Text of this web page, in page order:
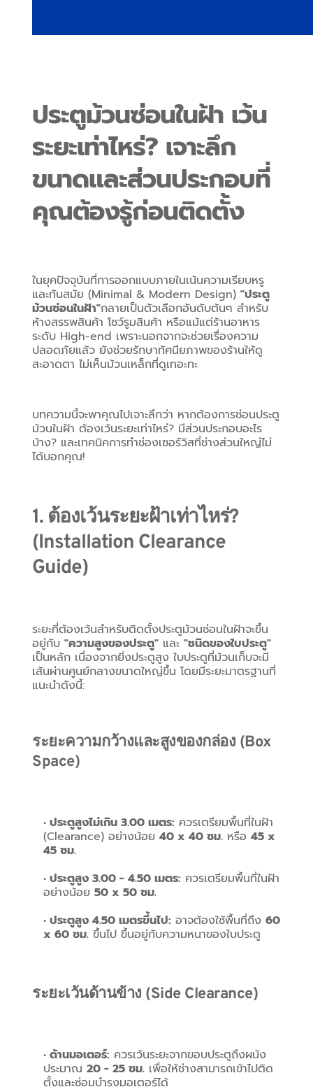
ประตูม้วนซ่อนในฝ้า เว้น
ระยะเท่าไหร่? เจาะลึก
ขนาดและส่วนประกอบที่
คุณต้องรู้ก่อนติดตั้ง
ในยุคปัจจุบันที่การออกแบบภายในเน้นความเรียบหรู
และทันสมัย (Minimal & Modern Design) "ประตู
ม้วนซ่อนในฝ้า"กลายเป็นตัวเลือกอันดับต้นๆ สำหรับ
ห้างสรรพสินค้า โชว์รูมสินค้า หรือแม้แต่ร้านอาหาร
ระดับ High-end เพราะนอกจากจะช่วยเรื่องความ
ปลอดภัยแล้ว ยังช่วยรักษาทัศนียภาพของร้านให้ดู
สะอาดตา ไม่เห็นม้วนเหล็กที่ดูเทอะทะ
บทความนี้จะพาคุณไปเจาะลึกว่า หากต้องการซ่อนประตู
ม้วนในฝ้า ต้องเว้นระยะเท่าไหร่? มีส่วนประกอบอะไร
บ้าง? และเทคนิคการทำช่องเซอร์วิสที่ช่างส่วนใหญ่ไม่
ได้บอกคุณ!
1. ต้องเว้นระยะฝ้าเท่าไหร่?
(Installation Clearance
Guide)
ระยะที่ต้องเว้นสำหรับติดตั้งประตูม้วนซ่อนในฝ้าจะขึ้น
อยู่กับ "ความสูงของประตู" และ "ชนิดของใบประตู"
เป็นหลัก เนื่องจากยิ่งประตูสูง ใบประตูที่ม้วนเก็บจะมี
เส้นผ่านศูนย์กลางขนาดใหญ่ขึ้น โดยมีระยะมาตรฐานที่
แนะนำดังนี้:
ระยะความกว้างและสูงของกล่อง (Box
Space)
ประตูสูงไม่เกิน 3.00 เมตร: ควรเตรียมพื้นที่ในฝ้า
(Clearance) อย่างน้อย 40 x 40 ซม. หรือ 45 x
45 ซม.
ประตูสูง 3.00 - 4.50 เมตร: ควรเตรียมพื้นที่ในฝ้า
อย่างน้อย 50 x 50 ซม.
ประตูสูง 4.50 เมตรขึ้นไป: อาจต้องใช้พื้นที่ถึง 60
x 60 ซม. ขึ้นไป ขึ้นอยู่กับความหนาของใบประตู
ระยะเว้นด้านข้าง (Side Clearance)
ด้านมอเตอร์: ควรเว้นระยะจากขอบประตูถึงผนัง
ประมาณ 20 - 25 ซม. เพื่อให้ช่างสามารถเข้าไปติด
ตั้งและซ่อมบำรุงมอเตอร์ได้